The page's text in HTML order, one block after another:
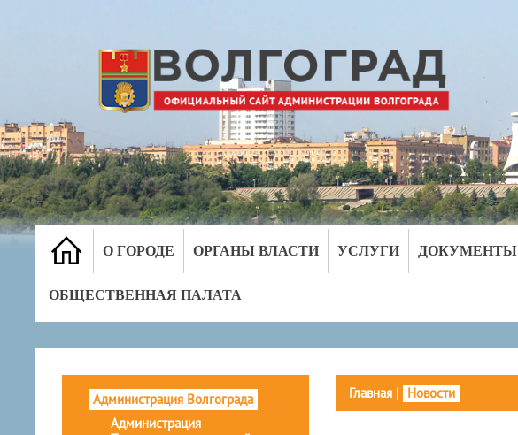
О ГОРОДЕ ОРГАНЫ ВЛАСТИ УСЛУГИ ДОКУМЕНТЫ
ОБЩЕСТВЕННАЯ ПАЛАТА
Администрация Волгограда
Администрация
Главная| Новости